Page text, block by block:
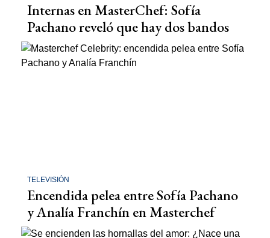
Internas en MasterChef: Sofía
Pachano reveló que hay dos bandos
TELEVISIÓN
Encendida pelea entre Sofía Pachano
y Analía Franchín en Masterchef